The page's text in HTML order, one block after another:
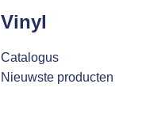
Vinyl
Catalogus
Nieuwste producten